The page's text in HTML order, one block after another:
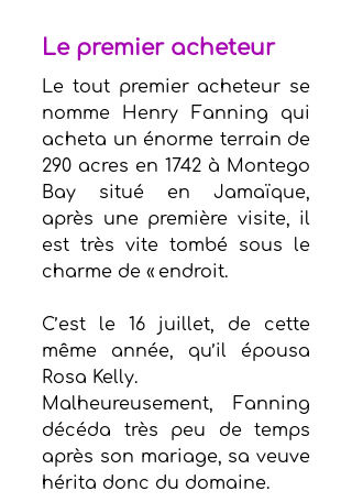
Le premier acheteur
Le tout premier acheteur se
nomme Henry Fanning qui
acheta un énorme terrain de
290 acres en 1742 à Montego
Bay situé en Jamaïque,
après une première visite, il
est très vite tombé sous le
charme de « endroit.
C’est le 16 juillet, de cette
même année, qu’il épousa
Rosa Kelly.
Malheureusement, Fanning
décéda très peu de temps
après son mariage, sa veuve
hérita donc du domaine.